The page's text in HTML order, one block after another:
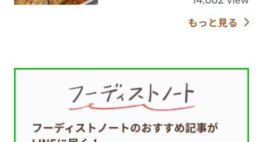
もっと見る